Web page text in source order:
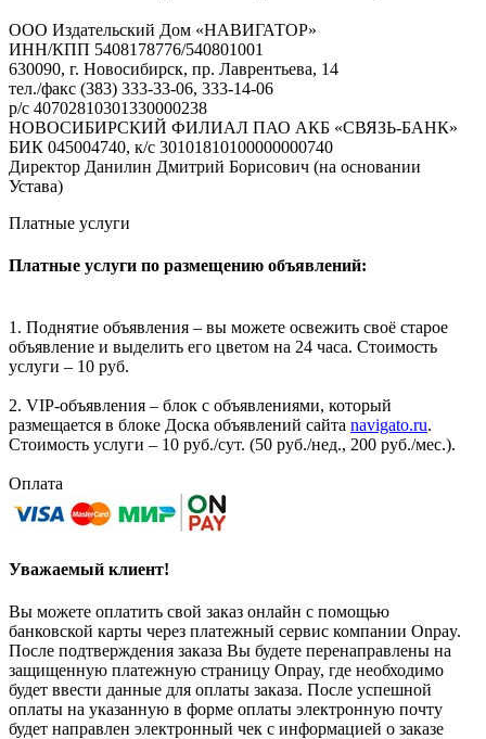
ООО Издательский Дом «НАВИГАТОР»
ИНН/КПП 5408178776/540801001
630090, г. Новосибирск, пр. Лаврентьева, 14
тел./факс (383) 333-33-06, 333-14-06
р/с 40702810301330000238
НОВОСИБИРСКИЙ ФИЛИАЛ ПАО АКБ «СВЯЗЬ-БАНК»
БИК 045004740, к/с 30101810100000000740
Директор Данилин Дмитрий Борисович (на основании
Устава)
Платные услуги
Платные услуги по размещению объявлений:
1. Поднятие объявления – вы можете освежить своё старое
объявление и выделить его цветом на 24 часа. Стоимость
услуги – 10 руб.
2. VIP-объявления – блок с объявлениями, который
размещается в блоке Доска объявлений сайта navigato.ru.
Стоимость услуги – 10 руб./сут. (50 руб./нед., 200 руб./мес.).
Оплата
Уважаемый клиент!
Вы можете оплатить свой заказ онлайн с помощью
банковской карты через платежный сервис компании Onpay.
После подтверждения заказа Вы будете перенаправлены на
защищенную платежную страницу Onpay, где необходимо
будет ввести данные для оплаты заказа. После успешной
оплаты на указанную в форме оплаты электронную почту
будет направлен электронный чек с информацией о заказе